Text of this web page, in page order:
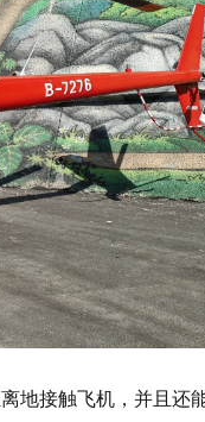
地接触飞机，并且还